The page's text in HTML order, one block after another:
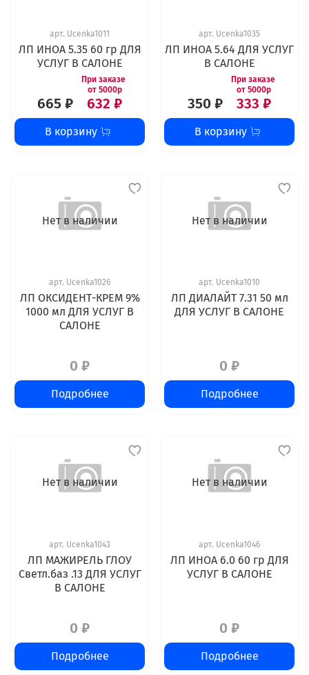
арт. Ucenka1011
ЛП ИНОА 5.35 60 гр ДЛЯ
УСЛУГ В САЛОНЕ
665 ₽ 632 ₽
В корзину
арт. Ucenka1035
ЛП ИНОА 5.64 ДЛЯ УСЛУГ
В САЛОНЕ
350 ₽ 333 ₽
В корзину
Нет в наличии
арт. Ucenka1026
ЛП ОКСИДЕНТ-КРЕМ 9%
1000 мл ДЛЯ УСЛУГ В
САЛОНЕ
0 ₽
Подробнее
Нет в наличии
арт. Ucenka1010
ЛП ДИАЛАЙТ 7.31 50 мл
ДЛЯ УСЛУГ В САЛОНЕ
0 ₽
Подробнее
Нет в наличии
арт. Ucenka1043
ЛП МАЖИРЕЛЬ ГЛОУ
Светл.баз .13 ДЛЯ УСЛУГ
В САЛОНЕ
0 ₽
Подробнее
Нет в наличии
арт. Ucenka1046
ЛП ИНОА 6.0 60 гр ДЛЯ
УСЛУГ В САЛОНЕ
0 ₽
Подробнее